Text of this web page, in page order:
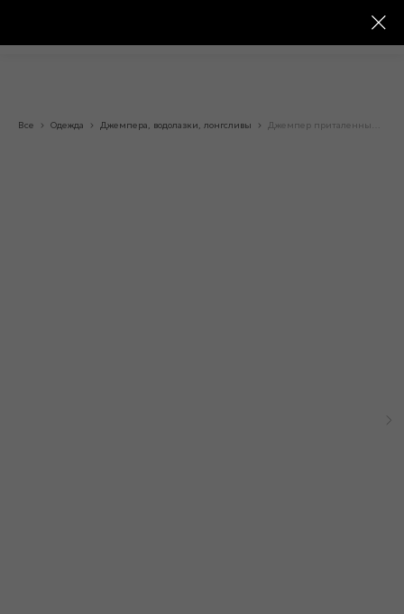
Все Одежда Джемпера, водолазки, лонгсливы